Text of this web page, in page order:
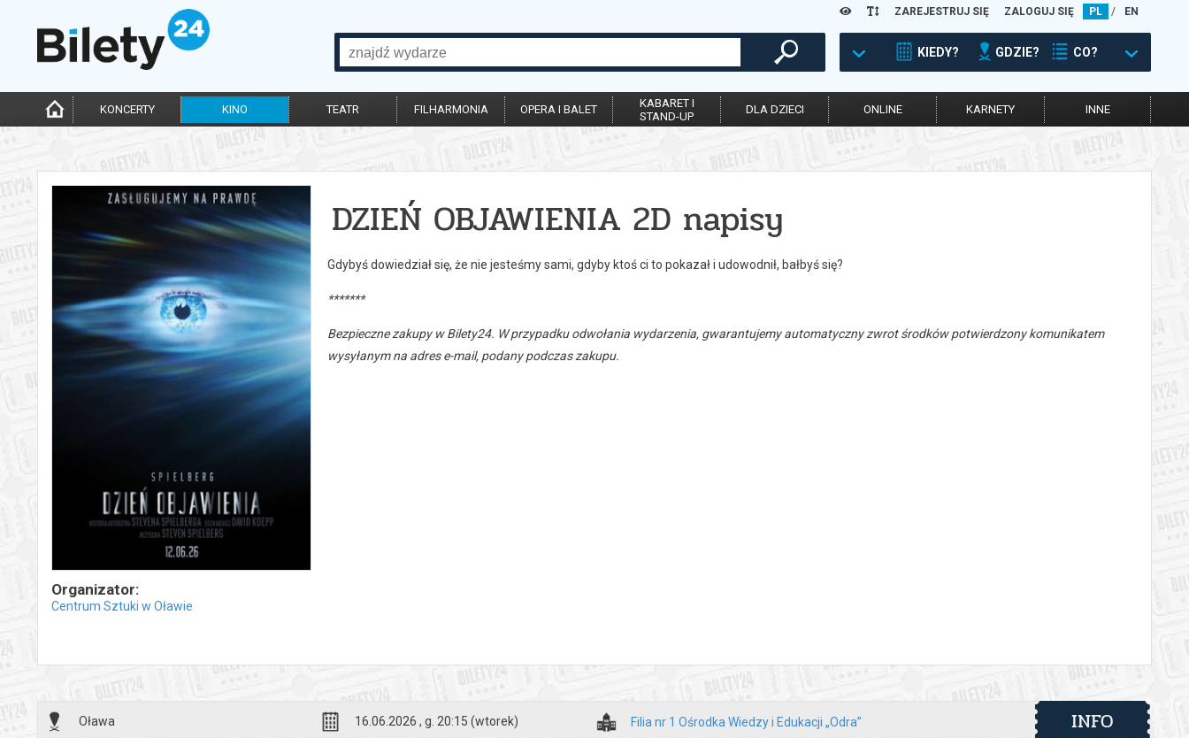
ZAREJESTRUJ SIĘ ZALOGUJ SIĘ PL / EN
KIEDY? GDZIE? CO?
KONCERTY KINO TEATR FILHARMONIA OPERA I BALET
KABARET I
STAND-UP
DLA DZIECI ONLINE KARNETY INNE
Organizator:
Centrum Sztuki w Oławie
DZIEŃ OBJAWIENIA 2D napisy
Gdybyś dowiedział się, że nie jesteśmy sami, gdyby ktoś ci to pokazał i udowodnił, bałbyś się?
*******
Bezpieczne zakupy w Bilety24. W przypadku odwołania wydarzenia, gwarantujemy automatyczny zwrot środków potwierdzony komunikatem
wysyłanym na adres e-mail, podany podczas zakupu.
Oława 16.06.2026 , g. 20:15 (wtorek) Filia nr 1 Ośrodka Wiedzy i Edukacji „Odra” INFO